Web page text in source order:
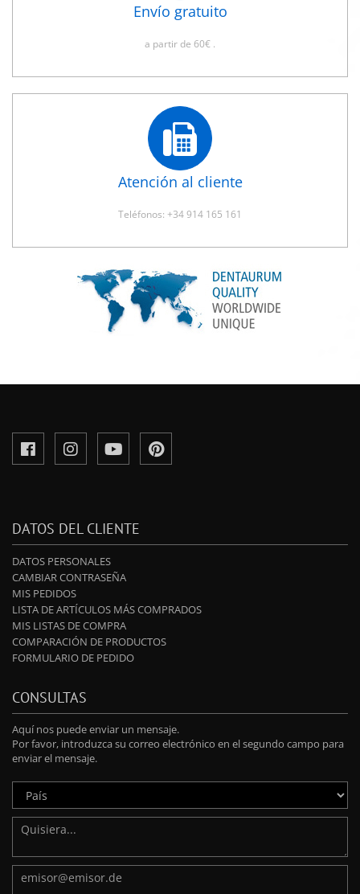
Envío gratuito
a partir de 60€ .
Atención al cliente
Teléfonos: +34 914 165 161
DATOS DEL CLIENTE
DATOS PERSONALES
CAMBIAR CONTRASEÑA
MIS PEDIDOS
LISTA DE ARTÍCULOS MÁS COMPRADOS
MIS LISTAS DE COMPRA
COMPARACIÓN DE PRODUCTOS
FORMULARIO DE PEDIDO
CONSULTAS
Aquí nos puede enviar un mensaje.
Por favor, introduzca su correo electrónico en el segundo campo para
enviar el mensaje.